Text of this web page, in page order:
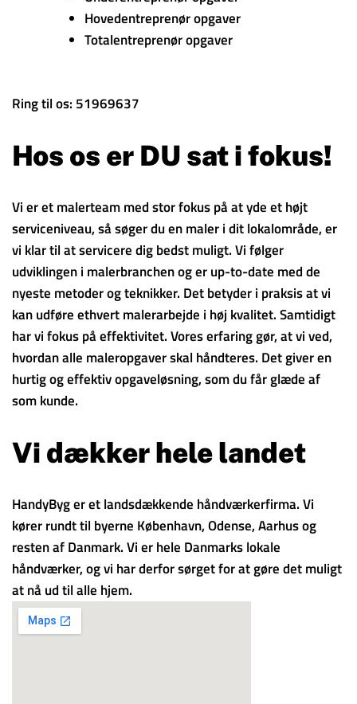
Hovedentreprenør opgaver
Totalentreprenør opgaver
Ring til os: 51969637
Hos os er DU sat i fokus!
Vi er et malerteam med stor fokus på at yde et højt
serviceniveau, så søger du en maler i dit lokalområde, er
vi klar til at servicere dig bedst muligt. Vi følger
udviklingen i malerbranchen og er up-to-date med de
nyeste metoder og teknikker. Det betyder i praksis at vi
kan udføre ethvert malerarbejde i høj kvalitet. Samtidigt
har vi fokus på effektivitet. Vores erfaring gør, at vi ved,
hvordan alle maleropgaver skal håndteres. Det giver en
hurtig og effektiv opgaveløsning, som du får glæde af
som kunde.
Vi dækker hele landet
HandyByg er et landsdækkende håndværkerfirma. Vi
kører rundt til byerne København, Odense, Aarhus og
resten af Danmark. Vi er hele Danmarks lokale
håndværker, og vi har derfor sørget for at gøre det muligt
at nå ud til alle hjem.